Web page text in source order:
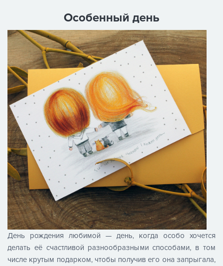
Особенный день
День рождения любимой — день, когда особо хочется
делать её счастливой разнообразными способами, в том
числе крутым подарком, чтобы получив его она запрыгала,